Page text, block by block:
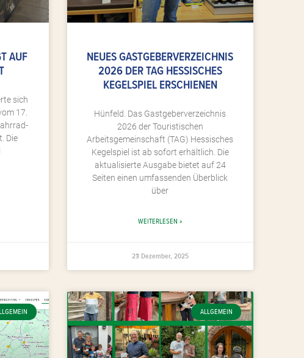
AUF
sich
17.
Die
NEUES GASTGEBERVERZEICHNIS
2026 DER TAG HESSISCHES
KEGELSPIEL ERSCHIENEN
Hünfeld. Das Gastgeberverzeichnis
2026 der Touristischen
Arbeitsgemeinschaft (TAG) Hessisches
Kegelspiel ist ab sofort erhältlich. Die
aktualisierte Ausgabe bietet auf 24
Seiten einen umfassenden Überblick
über
WEITERLESEN »
23 Dezember, 2025
ALLGEMEIN